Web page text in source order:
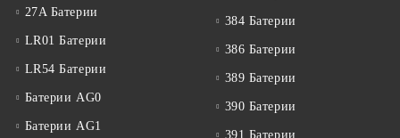
27A Батерии
LR01 Батерии
LR54 Батерии
Батерии AG0
Батерии AG1
384 Батерии
386 Батерии
389 Батерии
390 Батерии
391 Батерии